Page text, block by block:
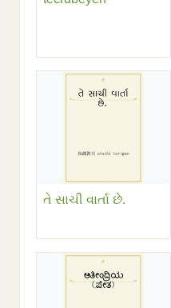
તે સાચી વાર્તા છે.